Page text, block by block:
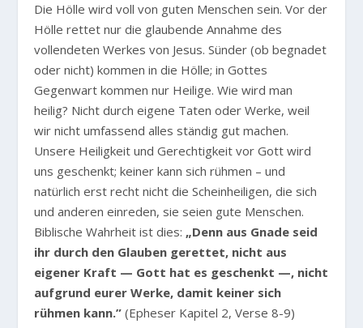
Die Hölle wird voll von guten Menschen sein. Vor der
Hölle rettet nur die glaubende Annahme des
vollendeten Werkes von Jesus. Sünder (ob begnadet
oder nicht) kommen in die Hölle; in Gottes
Gegenwart kommen nur Heilige. Wie wird man
heilig? Nicht durch eigene Taten oder Werke, weil
wir nicht umfassend alles ständig gut machen.
Unsere Heiligkeit und Gerechtigkeit vor Gott wird
uns geschenkt; keiner kann sich rühmen – und
natürlich erst recht nicht die Scheinheiligen, die sich
und anderen einreden, sie seien gute Menschen.
Biblische Wahrheit ist dies: „Denn aus Gnade seid
ihr durch den Glauben gerettet, nicht aus
eigener Kraft — Gott hat es geschenkt —, nicht
aufgrund eurer Werke, damit keiner sich
rühmen kann.” (Epheser Kapitel 2, Verse 8-9)